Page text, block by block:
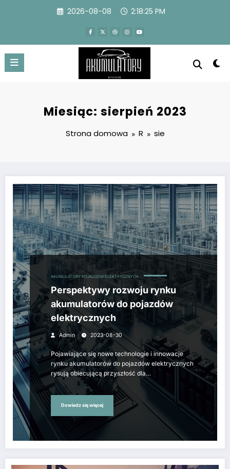
2026-08-08 2:18:26 PM
Miesiąc: sierpień 2023
Strona domowa R sie
AKUMULATORY POJAZDÓW ELEKTRYCZNYCH
Perspektywy rozwoju rynku
akumulatorów do pojazdów
elektrycznych
Admin 2023-08-30
Pojawiające się nowe technologie i innowacje
rynku akumulatorów do pojazdów elektrycznych
rysują obiecującą przyszłość dla…
Dowiedz się więcej